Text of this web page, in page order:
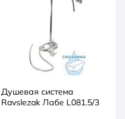
Душевая система
Ravslezak Лабе L081.5/3